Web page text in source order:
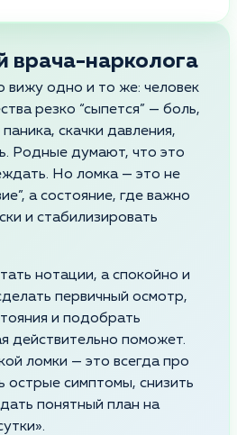
врача-нарколога
вижу одно и то же: человек
резко “сыпется” — боль,
скачки давления,
Родные думают, что это
Но ломка — это не
а состояние, где важно
и стабилизировать
нотации, а спокойно и
первичный осмотр,
и подобрать
действительно поможет.
ломки — это всегда про
острые симптомы, снизить
понятный план на